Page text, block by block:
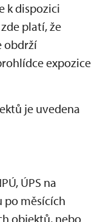
k dispozici
platí, že
obdrží
expozice
je uvedena
ÚPS na
po měsících
objektů, nebo